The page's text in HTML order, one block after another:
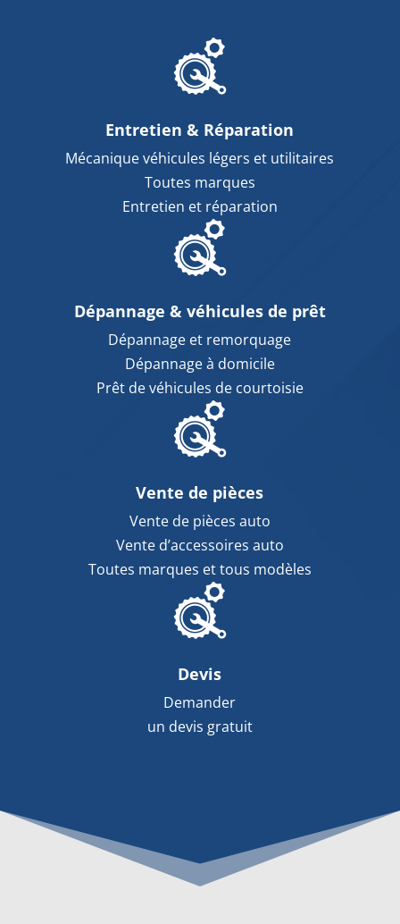
Entretien & Réparation
Mécanique véhicules légers et utilitaires
Toutes marques
Entretien et réparation
Dépannage & véhicules de prêt
Dépannage et remorquage
Dépannage à domicile
Prêt de véhicules de courtoisie
Vente de pièces
Vente de pièces auto
Vente d’accessoires auto
Toutes marques et tous modèles
Devis
Demander
un devis gratuit